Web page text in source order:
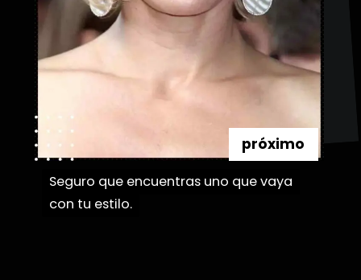
Seguro que encuentras uno que vaya
con tu estilo.
Seguro que encuentras uno que vaya
con tu estilo.
próximo